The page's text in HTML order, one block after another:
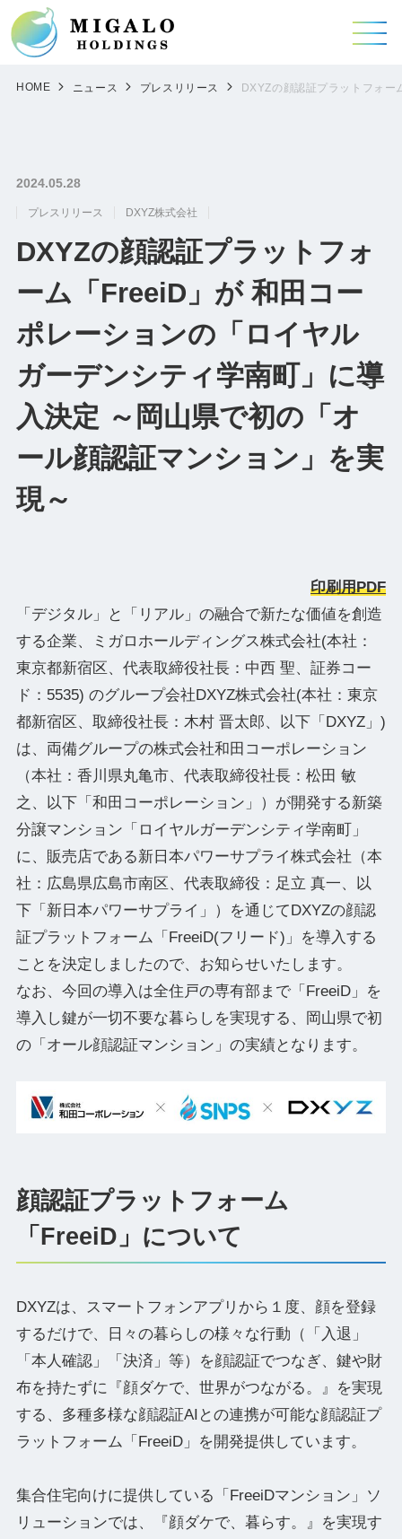
HOME ニュース プレスリリース DXYZの顔認証プラットフォ
2024.05.28
プレスリリース DXYZ株式会社
DXYZの顔認証プラットフォ
ーム「FreeiD」が 和田コー
ポレーションの「ロイヤル
ガーデンシティ学南町」に導
入決定 ～岡山県で初の「オ
ール顔認証マンション」を実
現～
印刷用PDF
「デジタル」と「リアル」の融合で新たな価値を創造
する企業、ミガロホールディングス株式会社(本社：
東京都新宿区、代表取締役社⻑：中⻄ 聖、証券コー
ド：5535) のグループ会社DXYZ株式会社(本社：東京
都新宿区、取締役社長：木村 晋太郎、以下「DXYZ」)
は、両備グループの株式会社和田コーポレーション
（本社：香川県丸亀市、代表取締役社長：松田 敏
之、以下「和田コーポレーション」）が開発する新築
分譲マンション「ロイヤルガーデンシティ学南町」
に、販売店である新日本パワーサプライ株式会社（本
社：広島県広島市南区、代表取締役：足立 真一、以
下「新日本パワーサプライ」）を通じてDXYZの顔認
証プラットフォーム「FreeiD(フリード)」を導入する
ことを決定しましたので、お知らせいたします。
なお、今回の導入は全住戸の専有部まで「FreeiD」を
導入し鍵が一切不要な暮らしを実現する、岡山県で初
の「オール顔認証マンション」の実績となります。
顔認証プラットフォーム
「FreeiD」について
DXYZは、スマートフォンアプリから１度、顔を登録
するだけで、日々の暮らしの様々な行動（「入退」
「本人確認」「決済」等）を顔認証でつなぎ、鍵や財
布を持たずに『顔ダケで、世界がつながる。』を実現
する、多種多様な顔認証AIとの連携が可能な顔認証プ
ラットフォーム「FreeiD」を開発提供しています。
集合住宅向けに提供している「FreeiDマンション」ソ
リューションでは、『顔ダケで、暮らす。』を実現す